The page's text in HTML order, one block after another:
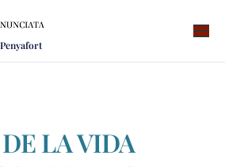
DE LA VIDA